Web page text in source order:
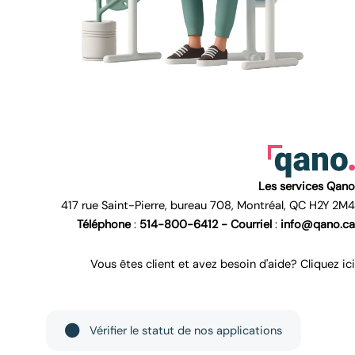
Les services Qano
417 rue Saint-Pierre, bureau 708, Montréal, QC H2Y 2M4
Téléphone: 514-800-6412 - Courriel : info@qano.ca
Vous êtes client et avez besoin d'aide? Cliquez ici
Vérifier le statut de nos applications